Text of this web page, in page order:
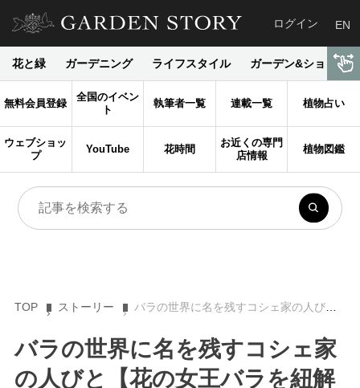
ログイン EN
花と緑 ガーデニング ライフスタイル ガーデン&ショップ
無料会員登録
全国のイベン
ト
執筆者一覧 連載一覧 植物占い
ウェブショッ
プ
YouTube 花時間
お近くの専門
店情報
植物図鑑
TOP ストーリー バラの世界に名を残すコシェ家の人びと【花の女王バラを紐解く】
バラの世界に名を残すコシェ家
の人びと【花の女王バラを紐解